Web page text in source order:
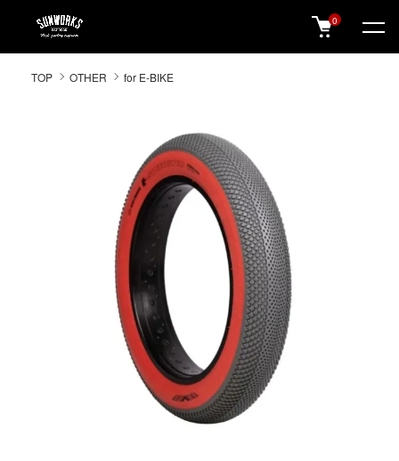
SUNWORKS 公式オンラインショップ
0
TOP OTHER for E-BIKE